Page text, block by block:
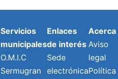
Servicios
municipales
O.M.I.C
Sermugran
Enlaces
de interés
Sede
electrónica
Acerca
Aviso
legal
Política